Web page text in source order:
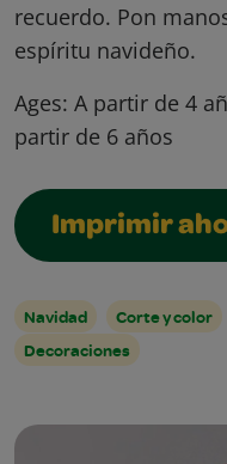
recuerdo. Pon
espíritu navideño.
Ages: A partir de 4
partir de 6 años
Imprimir
Navidad Corte y color
Decoraciones